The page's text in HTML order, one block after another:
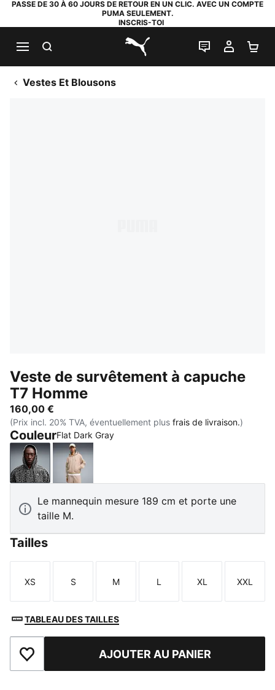
PASSE DE 30 À 60 JOURS DE RETOUR EN UN CLIC. AVEC UN COMPTE
PUMA SEULEMENT.
INSCRIS-TOI
PUMA.com
LIVE CHAT
MON
Vestes Et Blousons
Veste de survêtement à capuche
T7 Homme
160,00 €
(Prix incl. 20% TVA, éventuellement plus frais de livraison.)
CouleurFlat Dark Gray
Flat Dark Gray
Birch
Le mannequin mesure 189 cm et porte une
taille M.
Tailles
Taille
XS
Taille
S
Taille
M
Taille
L
Taille
XL
Taille
XXL
TABLEAU DES TAILLES
Ajouter aux favorisAJOUTER AU PANIER